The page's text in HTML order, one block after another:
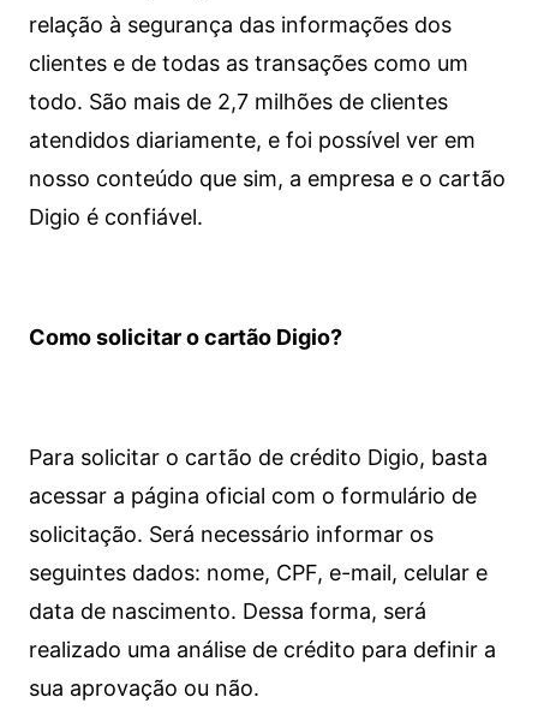
relação à segurança das informações dos
clientes e de todas as transações como um
todo. São mais de 2,7 milhões de clientes
atendidos diariamente, e foi possível ver em
nosso conteúdo que sim, a empresa e o cartão
Digio é confiável.
Como solicitar o cartão Digio?
Para solicitar o cartão de crédito Digio, basta
acessar a página oficial com o formulário de
solicitação. Será necessário informar os
seguintes dados: nome, CPF, e-mail, celular e
data de nascimento. Dessa forma, será
realizado uma análise de crédito para definir a
sua aprovação ou não.